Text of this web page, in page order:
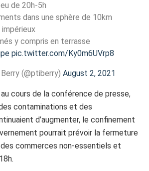
de 20h-5h
dans une sphère de 10km
y compris en terrasse
pic.twitter.com/Ky0m6UVrp8
(@ptiberry) August 2, 2021
cours de la conférence de presse,
contaminations et des
d’augmenter, le confinement
pourrait prévoir la fermeture
commerces non-essentiels et